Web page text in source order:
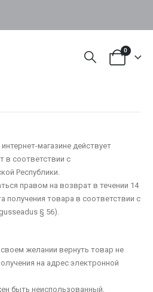
0
магазине действует
в соответствии с
Республики.
правом на возврат в течении 14
получения товара в соответствии с
§ 56).
желании вернуть товар не
на адрес электронной
быть неиспользованный,